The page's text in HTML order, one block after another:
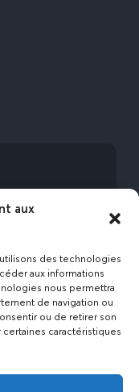
aux
des technologies
aux informations
nous permettra
de navigation ou
ou de retirer son
caractéristiques